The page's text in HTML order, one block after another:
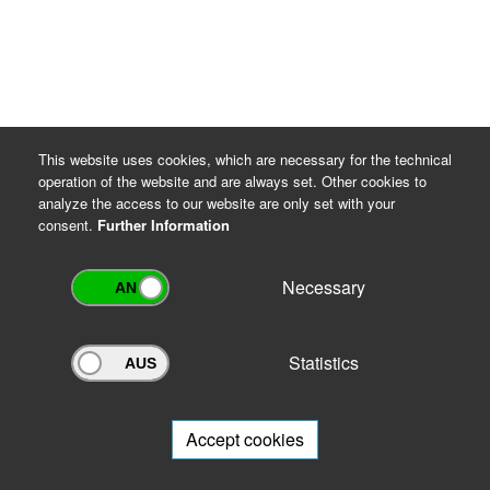
Archivportal Thüringen
will be happy to advise you.
This website uses cookies, which are necessary for the technical
operation of the website and are always set. Other cookies to
analyze the access to our website are only set with your
consent. Further Information
Necessary
Statistics
Accept cookies